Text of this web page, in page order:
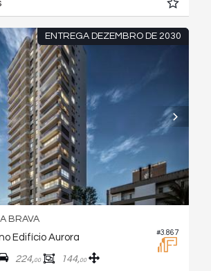
ENTREGA DEZEMBRO DE 2030
#3.867
BRAVA
Edifício Aurora
224,00 144,00